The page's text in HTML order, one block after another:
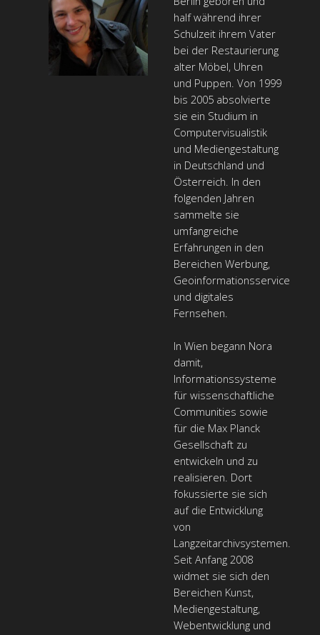
half während ihrer
Schulzeit ihrem Vater
bei der Restaurierung
alter Möbel, Uhren
und Puppen. Von 1999
bis 2005 absolvierte
sie ein Studium in
Computervisualistik
und Mediengestaltung
in Deutschland und
Österreich. In den
folgenden Jahren
sammelte sie
umfangreiche
Erfahrungen in den
Bereichen Werbung,
Geoinformationsservice
und digitales
Fernsehen.
In Wien begann Nora
damit,
Informationssysteme
für wissenschaftliche
Communities sowie
für die Max Planck
Gesellschaft zu
entwickeln und zu
realisieren. Dort
fokussierte sie sich
auf die Entwicklung
von
Langzeitarchivsystemen.
Seit Anfang 2008
widmet sie sich den
Bereichen Kunst,
Mediengestaltung,
Webentwicklung und